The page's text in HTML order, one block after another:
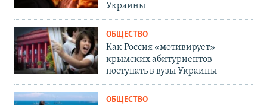
Украины
ОБЩЕСТВО
Как Россия «мотивирует»
крымских абитуриентов
поступать в вузы Украины
ОБЩЕСТВО